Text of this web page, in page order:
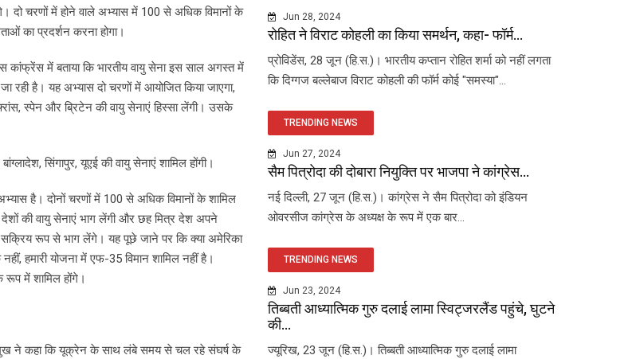
दो चरणों में होने वाले अभ्यास में 100 से अधिक विमानों के
का प्रदर्शन करना होगा।
कांफ्रेंस में बताया कि भारतीय वायु सेना इस साल अगस्त में
रही है। यह अभ्यास दो चरणों में आयोजित किया जाएगा,
स्पेन और ब्रिटेन की वायु सेनाएं हिस्सा लेंगी। उसके
सिंगापुर, यूएई की वायु सेनाएं शामिल होंगी।
अभ्यास है। दोनों चरणों में 100 से अधिक विमानों के शामिल
की वायु सेनाएं भाग लेंगी और छह मित्र देश अपने
सक्रिय रूप से भाग लेंगे। यह पूछे जाने पर कि क्या अमेरिका
हमारी योजना में एफ-35 विमान शामिल नहीं है।
में शामिल होंगे।
ने कहा कि यूक्रेन के साथ लंबे समय से चल रहे संघर्ष के
Jun 28, 2024
रोहित ने विराट कोहली का किया समर्थन, कहा- फॉर्म...
प्रोविडेंस, 28 जून (हि.स.)। भारतीय कप्तान रोहित शर्मा को नहीं लगता
कि दिग्गज बल्लेबाज विराट कोहली की फॉर्म कोई "समस्या"...
TRENDING NEWS
Jun 27, 2024
सैम पित्रोदा की दोबारा नियुक्ति पर भाजपा ने कांग्रेस...
नई दिल्ली, 27 जून (हि.स.)। कांग्रेस ने सैम पित्रोदा को इंडियन
ओवरसीज कांग्रेस के अध्यक्ष के रूप में एक बार...
TRENDING NEWS
Jun 23, 2024
तिब्बती आध्यात्मिक गुरु दलाई लामा स्विट्जरलैंड पहुंचे, घुटने
की...
ज्यूरिख, 23 जून (हि.स.)। तिब्बती आध्यात्मिक गुरु दलाई लामा